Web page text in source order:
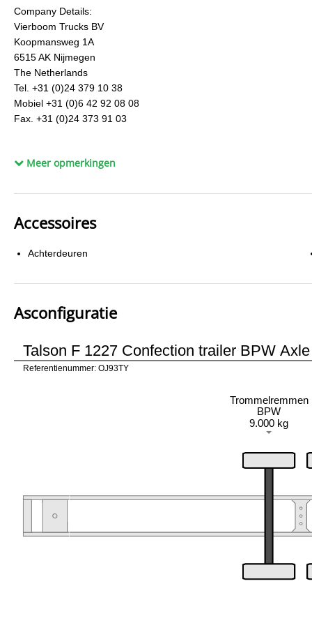
Company Details:
Vierboom Trucks BV
Koopmansweg 1A
6515 AK Nijmegen
The Netherlands
Tel. +31 (0)24 379 10 38
Mobiel +31 (0)6 42 92 08 08
Fax. +31 (0)24 373 91 03
RaboBank
SWIFT RABONL2U
To process the payment as quickly as possible, we kindly ask you
Watch out! Prevent Internet Fraud.
Always check our bank account number on our website before
If someone asks you to transfer money to a different bank account
Meer opmerkingen
Accessoires
Achterdeuren
Asconfiguratie
Talson F 1227 Confection trailer BPW Axle
Referentienummer: OJ93TY
Trommelremmen
BPW
9.000 kg